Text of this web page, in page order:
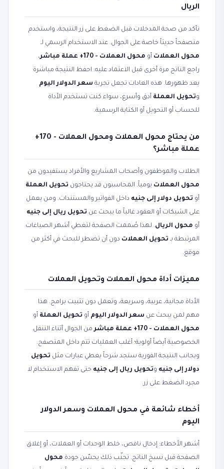
الريال
تأكد من صحة المدخلات قبل الضغط على زر النتيجة، واستخدم
متصفحاً حديثاً خاصة على الجوال. عند الاستخدام الرسمي لـ
محول العملات أو محول العملات - 170+ عملة مباشر
،
راجع الناتج مرة أخرى قبل الاعتماد عليه. احفظ النتيجة مباشرة
بعد ظهورها. هذه العادات تجعل تجربة سعر الدولار اليوم
وتحويل العملة أدق وأسرع، سواء كنت تستخدم الأداة
للحساب أو التحويل أو الكتابة الرسمية.
من يحتاج محول العملات ومحول العملات - 170+
عملة مباشر؟
الطلاب والموظفون وأصحاب المشاريع والأفراد يستفيدون من
محول العملات يومياً. المحاسبون قد يحتاجون تحويل العملة
أو تحويل دولار إلى جنيه داخل الفواتير والمستندات. ومن يعمل
على الشيكات أو العقود غالباً ما يبحث عن تحويل ريال إلى جنيه
أو محول الريال. لهذا صُممت الصفحة لتغطي أشهر الصياغات
المرتبطة بـ تحويل العملات دون أن تضطر للبحث في أكثر من
موقع.
مميزات أداة محول العملات وتحويل العملات
الأداة مجانية، عربية، وسريعة، وتعمل دون تثبيت برامج. هذا
مهم لمن يبحث عن سعر الدولار اليوم أو تحويل العملة أو
محول العملات - 170+ عملة مباشر
من الجوال أثناء التنقل.
الخصوصية أيضاً أولوية؛ أغلب العمليات تتم داخل المتصفح.
وبجانب النتيجة الفورية ستجد شرحاً يغطي عبارات مثل تحويل
دولار إلى جنيه وتحويل ريال إلى جنيه حتى تفهم الاستخدام لا
مجرد الضغط على زر.
أخطاء شائعة في محول العملات وسعر الدولار
اليوم
أشهر الأخطاء: إدخال ناقص، خلط الوحدات أو العملات، أو إغلاق
الصفحة قبل نسخ الناتج. تجنّب ذلك يحسّن جودة محول